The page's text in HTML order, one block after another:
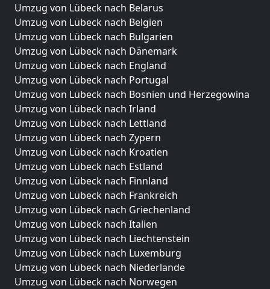
Umzug von Lübeck nach Belarus
Umzug von Lübeck nach Belgien
Umzug von Lübeck nach Bulgarien
Umzug von Lübeck nach Dänemark
Umzug von Lübeck nach England
Umzug von Lübeck nach Portugal
Umzug von Lübeck nach Bosnien und Herzegowina
Umzug von Lübeck nach Irland
Umzug von Lübeck nach Lettland
Umzug von Lübeck nach Zypern
Umzug von Lübeck nach Kroatien
Umzug von Lübeck nach Estland
Umzug von Lübeck nach Finnland
Umzug von Lübeck nach Frankreich
Umzug von Lübeck nach Griechenland
Umzug von Lübeck nach Italien
Umzug von Lübeck nach Liechtenstein
Umzug von Lübeck nach Luxemburg
Umzug von Lübeck nach Niederlande
Umzug von Lübeck nach Norwegen